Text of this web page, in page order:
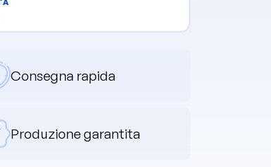
Consegna rapida
Produzione garantita